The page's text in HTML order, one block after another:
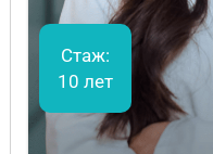
Стаж:
10 лет